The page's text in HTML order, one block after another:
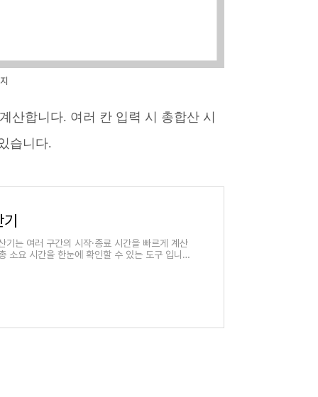
산합니다. 여러 칸 입력 시 총합산 시
습니다.
기는 여러 구간의 시작·종료 시간을 빠르게 계산
소요 시간을 한눈에 확인할 수 있는 도구 입니